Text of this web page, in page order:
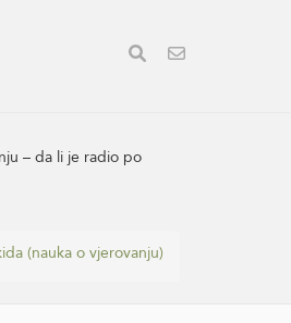
– da li je radio po
(nauka o vjerovanju)